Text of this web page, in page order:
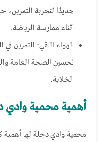
جديدًا لتجربة التمرين،
أثناء ممارسة الرياضة.
الهواء النقي: التمرين
تحسين الصحة العامة
الخلابة.
أهمية محمية وادي
محمية وادي دجلة لها أهمية